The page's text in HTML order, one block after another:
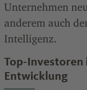
Unternehmen
anderem auch
Intelligenz.
Top-Investoren
Entwicklung